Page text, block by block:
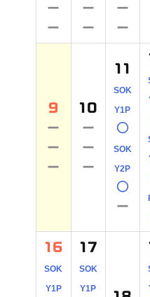
－
－
－
－
－
－
9
－
－
－
10
－
－
－
11
SOK
Y1P
○
SOK
Y2P
○
－
16
SOK
Y1P
17
SOK
Y1P